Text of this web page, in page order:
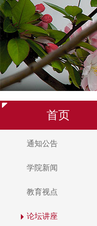
首页
通知公告
学院新闻
教育视点
论坛讲座